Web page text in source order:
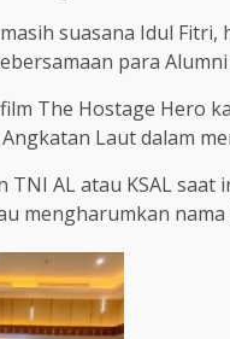
suasana Idul
para
The Hostage Hero
Laut dalam
TNI AL atau KSAL
mengharumkan